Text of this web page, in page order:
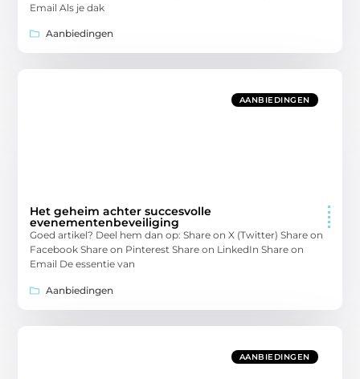
Email Als je dak
Aanbiedingen
AANBIEDINGEN
Het geheim achter succesvolle
evenementenbeveiliging
Goed artikel? Deel hem dan op: Share on X (Twitter) Share on
Facebook Share on Pinterest Share on LinkedIn Share on
Email De essentie van
Aanbiedingen
AANBIEDINGEN